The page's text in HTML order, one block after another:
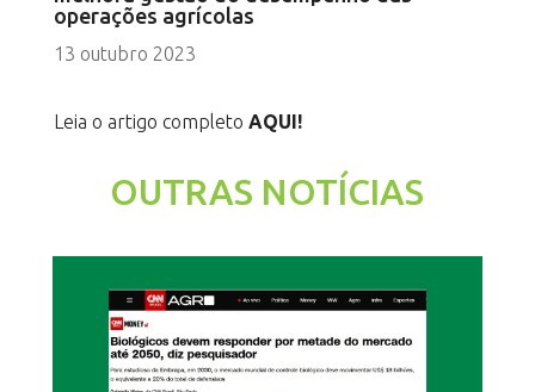
operações agrícolas
13 outubro 2023
Leia o artigo completo AQUI!
OUTRAS NOTÍCIAS